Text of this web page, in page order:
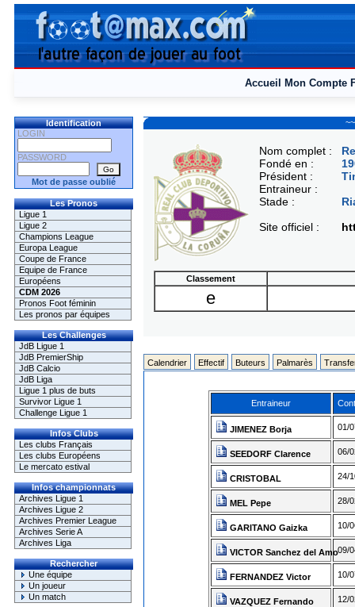
Accueil Mon Compte
Identification
LOGIN
PASSWORD
Mot de passe oublié
Les Pronos
Ligue 1
Ligue 2
Champions League
Europa League
Coupe de France
Equipe de France
Européens
CDM 2026
Pronos Foot féminin
Les pronos par équipes
Les Challenges
JdB Ligue 1
JdB PremierShip
JdB Calcio
JdB Liga
Ligue 1 plus de buts
Survivor Ligue 1
Challenge Ligue 1
Infos Clubs
Les clubs Français
Les clubs Européens
Le mercato estival
Infos championnats
Archives Ligue 1
Archives Ligue 2
Archives Premier League
Archives Serie A
Archives Liga
Rechercher
Une équipe
Un joueur
Un match
Nom complet :
Fondé en :
Président :
Entraineur :
Stade :
Site officiel :
Classement
e
Calendrier Effectif Buteurs Palmarès
Entraineur
JIMENEZ Borja 01/
SEEDORF Clarence 06/
CRISTOBAL 24/
MEL Pepe 28/
GARITANO Gaizka 10/
VICTOR Sanchez del Amo09/
FERNANDEZ Victor 10/
VAZQUEZ Fernando 12/